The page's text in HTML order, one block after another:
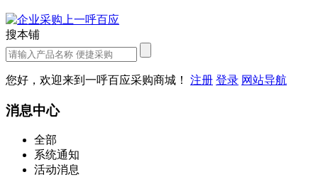
搜本铺
您好，欢迎来到一呼百应采购商城！ 注册 登录 网站导航
消息中心
全部
系统通知
活动消息